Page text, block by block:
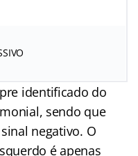
identificado do
sendo que
negativo. O
é apenas